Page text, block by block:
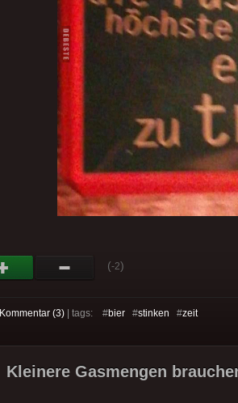
(-2)
Kommentar (3) | tags: #bier #stinken #zeit
Kleinere Gasmengen